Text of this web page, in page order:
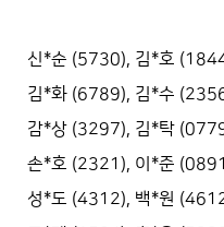
신*순 (5730), 김*호
김*화 (6789), 김*수
감*상 (3297), 김*탁
손*호 (2321), 이*준
성*도 (4312), 백*원